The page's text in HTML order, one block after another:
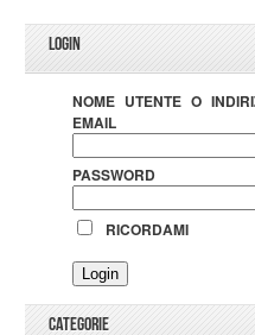
LOGIN
NOME UTENTE O
EMAIL
PASSWORD
RICORDAMI
CATEGORIE